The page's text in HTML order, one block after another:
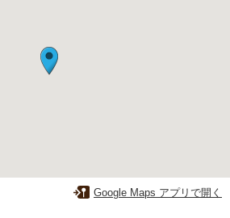
Google Maps アプリで開く